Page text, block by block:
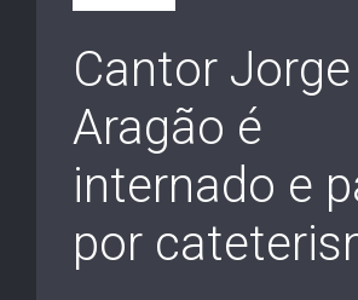
Cantor Jorge
Aragão é
internado e
por